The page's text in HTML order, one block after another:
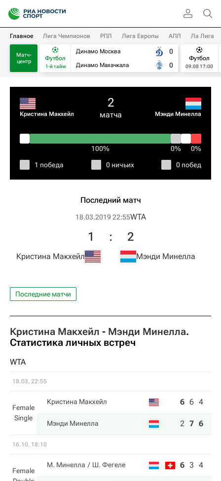
Главное Лига Чемпионов РПЛ Лига Европы АПЛ Ла Лига
Матч-
центр
Футбол
1-й тайм
Динамо Москва
Динамо Махачкала
0
0
Футбол
09.08 17:00
Кристина Макхейл
2
матча Мэнди Минелла
100% 0% 0%
1 победа 0 ничьих 0 побед
Последний матч
18.03.2019 22:55WTA
Кристина Макхейл
1 : 2
Мэнди Минелла
Последние матчи
Кристина Макхейл - Мэнди Минелла.
Статистика личных встреч
WTA
18.03, 22:55
Female
Single
Кристина Макхейл 6 6 4
Мэнди Минелла 2 7 6
16.10, 18:10
Female
М. Минелла Ш. Фегеле 6 3 4